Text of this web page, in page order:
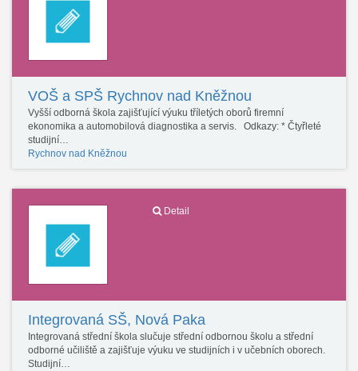
VOŠ a SPŠ Rychnov nad Kněžnou
Vyšší odborná škola zajišťující výuku tříletých oborů firemní
ekonomika a automobilová diagnostika a servis. Odkazy: * Čtyřleté
studijní…
Rychnov nad Kněžnou
Detail
Integrovaná SŠ, Nová Paka
Integrovaná střední škola slučuje střední odbornou školu a střední
odborné učiliště a zajišťuje výuku ve studijních i v učebních oborech.
Studijní…